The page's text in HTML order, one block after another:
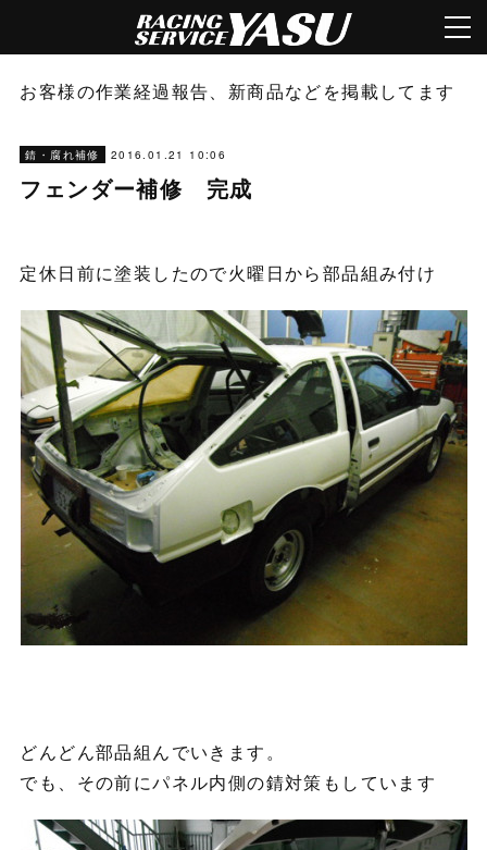
お客様の作業経過報告、新商品などを掲載してます
錆・腐れ補修 2016.01.21 10:06
フェンダー補修 完成
定休日前に塗装したので火曜日から部品組み付け
どんどん部品組んでいきます。
でも、その前にパネル内側の錆対策もしています